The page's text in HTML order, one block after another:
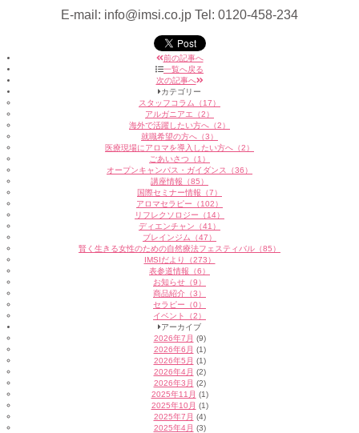
E-mail: info@imsi.co.jp Tel: 0120-458-234
前の記事へ
一覧へ戻る
次の記事へ
カテゴリー
スタッフコラム（17）
アルガニアエ（2）
海外で活躍したい方へ（2）
就職希望の方へ（3）
医療現場にアロマを導入したい方へ（2）
ごあいさつ（1）
オープンキャンパス・ガイダンス（36）
講座情報（85）
国際セミナー情報（7）
アロマセラピー（102）
リフレクソロジー（14）
ディエンチャン（41）
ブレインジム（47）
賢く生きる女性のための自然療法フェスティバル（85）
IMSIだより（273）
表参道情報（6）
お知らせ（9）
商品紹介（3）
セラピー（0）
イベント（2）
アーカイブ
2026年7月 (9)
2026年6月 (1)
2026年5月 (1)
2026年4月 (2)
2026年3月 (2)
2025年11月 (1)
2025年10月 (1)
2025年7月 (4)
2025年4月 (3)